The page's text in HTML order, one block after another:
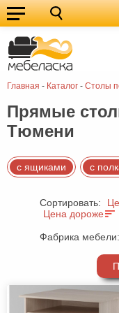
Главная - Каталог - Столы
Кухонные
гарнитуры
Мебель
для
кухни
Мебель
для
спальни
Кровати
Шкафы
Диваны
Мягкая
Мебель
прихожей
Комоды
Прямые
Тюмени
с ящиками с
Сортировать:
Цена дороже
Фабрика мебели: